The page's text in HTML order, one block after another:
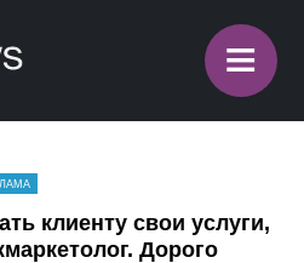
≡
клиенту свои услуги,
Дорого